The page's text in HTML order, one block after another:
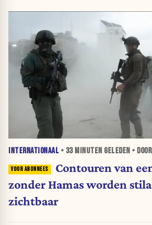
INTERNATIONAAL • 33 MINUTEN GELEDEN •
Contouren van
zonder Hamas worden
zichtbaar